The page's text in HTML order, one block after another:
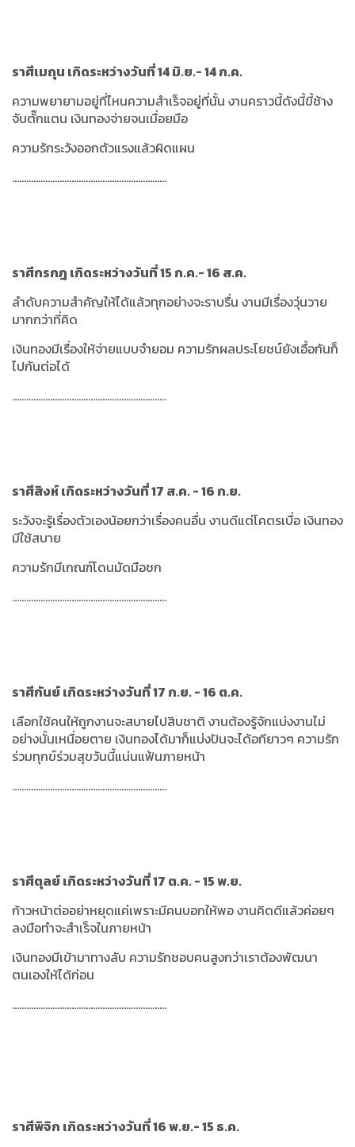
ราศีเมถุน เกิดระหว่างวันที่ 14 มิ.ย.- 14 ก.ค.
ความพยายามอยู่ที่ไหนความสำเร็จอยู่ที่นั้น งานคราวนี้ดังนี้ขี้ช้าง
จับตั๊กแตน เงินทองจ่ายจนเมื่อยมือ
ความรักระวังออกตัวแรงแล้วผิดแผน
.................................................................
ราศีกรกฎ เกิดระหว่างวันที่ 15 ก.ค.- 16 ส.ค.
ลำดับความสำคัญให้ได้แล้วทุกอย่างจะราบรื่น งานมีเรื่องวุ่นวาย
มากกว่าที่คิด
เงินทองมีเรื่องให้จ่ายแบบจำยอม ความรักผลประโยชน์ยังเอื้อกันก็
ไปกันต่อได้
.................................................................
ราศีสิงห์ เกิดระหว่างวันที่ 17 ส.ค. - 16 ก.ย.
ระวังจะรู้เรื่องตัวเองน้อยกว่าเรื่องคนอื่น งานดีแต่โคตรเบื่อ เงินทอง
มีใช้สบาย
ความรักมีเกณฑ์โดนมัดมือชก
.................................................................
ราศีกันย์ เกิดระหว่างวันที่ 17 ก.ย. - 16 ต.ค.
เลือกใช้คนให้ถูกงานจะสบายไปสิบชาติ งานต้องรู้จักแบ่งงานไม่
อย่างนั้นเหนื่อยตาย เงินทองได้มาก็แบ่งปันจะได้อกียาวๆ ความรัก
ร่วมทุกข์ร่วมสุขวันนี้แน่นแฟ้นภายหน้า
.................................................................
ราศีตุลย์ เกิดระหว่างวันที่ 17 ต.ค. - 15 พ.ย.
ก้าวหน้าต่ออย่าหยุดแค่เพราะมีคนบอกให้พอ งานคิดดีแล้วค่อยๆ
ลงมือทำจะสำเร็จในภายหน้า
เงินทองมีเข้ามาทางลับ ความรักชอบคนสูงกว่าเราต้องพัฒนา
ตนเองให้ได้ก่อน
.................................................................
ราศีพิจิก เกิดระหว่างวันที่ 16 พ.ย.- 15 ธ.ค.